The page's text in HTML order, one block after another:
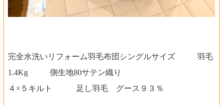
完全水洗いリフォーム羽毛布団シングルサイズ 羽毛
1.4Kg 側生地80サテン織り
４×５キルト 足し羽毛 グース９３％